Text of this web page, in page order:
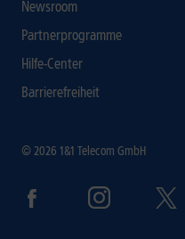
Newsroom
Partnerprogramme
Hilfe-Center
Barrierefreiheit
© 2026 1&1 Telecom GmbH